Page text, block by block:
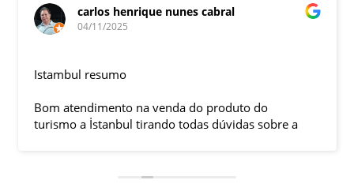
carlos henrique nunes cabral
04/11/2025
Istambul resumo
Bom atendimento na venda do produto do
turismo a İstanbul tirando todas dúvidas sobre a
ficaram em SP trabalhando. A associação dessa